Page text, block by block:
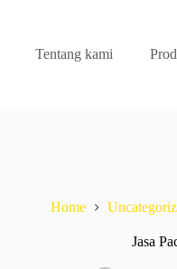
Tentang kami
Home
Jasa